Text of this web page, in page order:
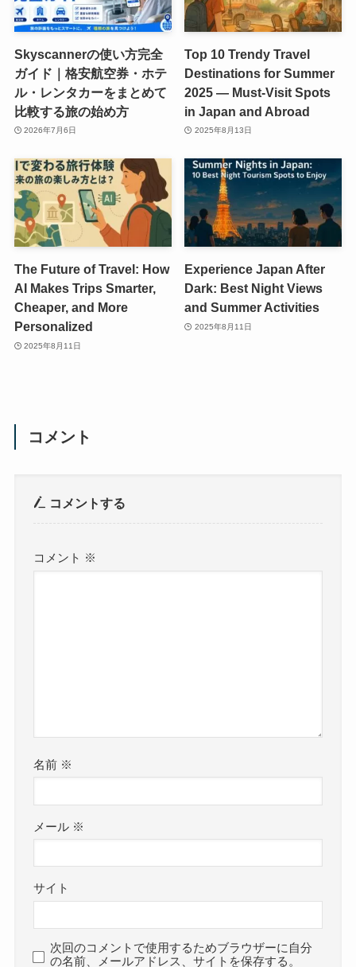
Skyscannerの使い方完全
ガイド｜格安航空券・ホテ
ル・レンタカーをまとめて
比較する旅の始め方
2026年7月6日
Top 10 Trendy Travel
Destinations for Summer
2025 — Must-Visit Spots
in Japan and Abroad
2025年8月13日
The Future of Travel: How
AI Makes Trips Smarter,
Cheaper, and More
Personalized
2025年8月11日
Experience Japan After
Dark: Best Night Views
and Summer Activities
2025年8月11日
コメント
コメントする
コメント ※
名前 ※
メール ※
サイト
次回のコメントで使用するためブラウザーに自分
の名前、メールアドレス、サイトを保存する。